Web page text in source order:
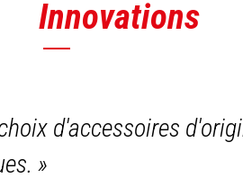
Innovations
d'accessoires
»